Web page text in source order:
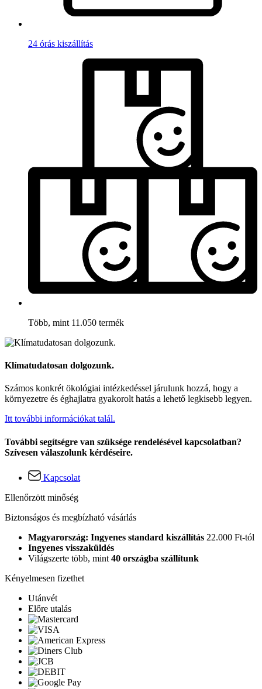
24 órás kiszállítás
Több, mint 11.050 termék
Klímatudatosan dolgozunk.
Számos konkrét ökológiai intézkedéssel járulunk hozzá, hogy a
környezetre és éghajlatra gyakorolt hatás a lehető legkisebb legyen.
Itt további információkat talál.
További segítségre van szüksége rendelésével kapcsolatban?
Szívesen válaszolunk kérdéseire.
Kapcsolat
Ellenőrzött minőség
Biztonságos és megbízható vásárlás
Magyarország: Ingyenes standard kiszállítás 22.000 Ft-tól
Ingyenes visszaküldés
Világszerte több, mint 40 országba szállítunk
Kényelmesen fizethet
Utánvét
Előre utalás